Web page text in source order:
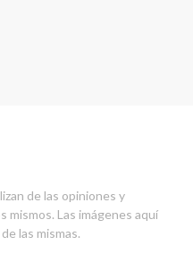
de las opiniones y
mismos. Las imágenes aquí
las mismas.